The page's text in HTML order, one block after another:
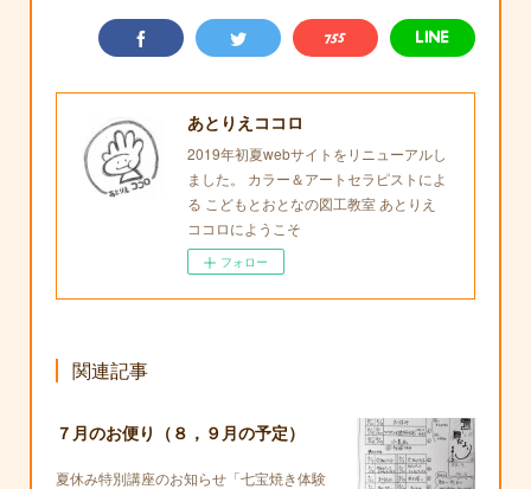
あとりえココロ
2019年初夏webサイトをリニューアルし
ました。 カラー＆アートセラピストによ
る こどもとおとなの図工教室 あとりえ
ココロにようこそ
フォロー
関連記事
７月のお便り（８，９月の予定）
夏休み特別講座のお知らせ「七宝焼き体験